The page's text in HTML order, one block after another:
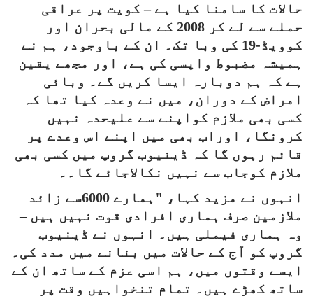
حالات کا سامنا کیا ہے – کویت پر عراقی
حملے سے لے کر 2008 کے مالی بحران اور
کوویڈ-19 کی وبا تک۔ ان کے باوجود، ہم نے
ہمیشہ مضبوط واپسی کی ہے، اور مجھے یقین
ہے کہ ہم دوبارہ ایسا کریں گے۔ وبائی
امراض کے دوران، میں نے وعدہ کیا تھا کہ
کسی بھی ملازم کواپنے سے علیحدہ نہیں
کرونگا، اوراب بھی میں اپنے اس وعدے پر
قائم رہوں گا کہ ڈینیوب گروپ میں کسی بھی
ملازم کوجاب سے نہیں نکالاجائے گا۔۔
انہوں نے مزید کہا، "ہمارے 6000سے زائد
ملازمین صرف ہماری افرادی قوت نہیں ہیں –
وہ ہماری فیملی ہیں۔ انہوں نے ڈینیوب
گروپ کو آج کے حالات میں بنانے میں مدد کی۔
ایسے وقتوں میں، ہم اسی عزم کے ساتھ ان کے
ساتھ کھڑے ہیں۔ تمام تنخواہیں وقت پر